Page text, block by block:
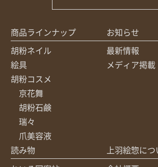
商品ラインナップ
胡粉ネイル
絵具
胡粉コスメ
京花舞
胡粉石鹸
瑞々
爪美容液
お知らせ
最新情報
メディア掲載
読み物
上羽絵惣につ